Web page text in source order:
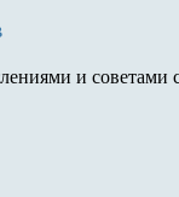
и советами